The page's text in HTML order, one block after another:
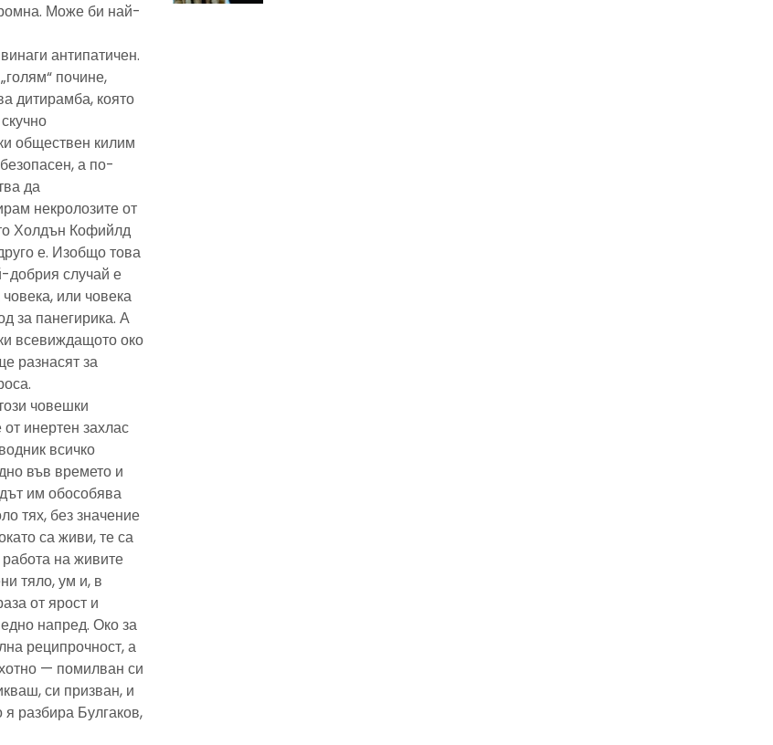
Може би най-
антипатичен.
почине,
дитирамба, която
обществен килим
а по-
да
некролозите от
Холдън Кофийлд
е. Изобщо това
добрия случай е
или човека
за панегирика. А
всевиждащото око
разнасят за
човешки
инертен захлас
всичко
във времето и
им обособява
тях, без значение
са живи, те са
на живите
тяло, ум и, в
от ярост и
напред. Око за
реципрочност, а
— помилван си
си призван, и
разбира Булгаков,